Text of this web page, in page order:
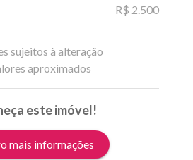
R$ 2.500
sujeitos à alteração
aproximados
este imóvel!
mais informações